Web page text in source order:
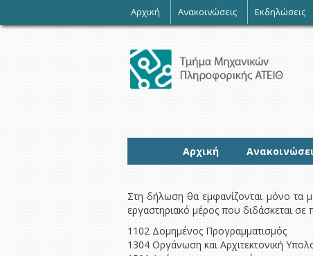
Αρχική Ανακοινώσεις Εκδηλώσεις
Αρχική
Στη δήλωση θα εμφανίζονται μόνο τα
εργαστηριακό μέρος που διδάσκεται
1102 Δομημένος Προγραμματισμός
1304 Οργάνωση και Αρχιτεκτονική